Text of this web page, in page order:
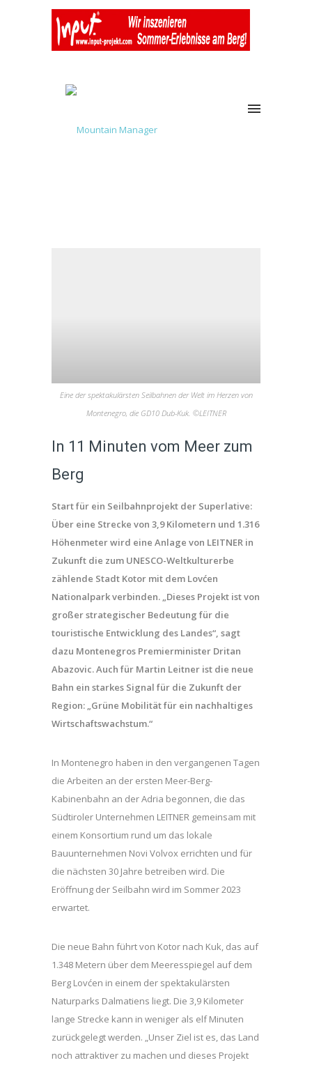
Eine der spektakulärsten Seilbahnen der Welt im Herzen von
Montenegro, die GD10 Dub-Kuk. ©LEITNER
In 11 Minuten vom Meer zum
Berg
Start für ein Seilbahnprojekt der Superlative:
Über eine Strecke von 3,9 Kilometern und 1.316
Höhenmeter wird eine Anlage von LEITNER in
Zukunft die zum UNESCO-Weltkulturerbe
zählende Stadt Kotor mit dem Lovćen
Nationalpark verbinden. „Dieses Projekt ist von
großer strategischer Bedeutung für die
touristische Entwicklung des Landes“, sagt
dazu Montenegros Premierminister Dritan
Abazovic. Auch für Martin Leitner ist die neue
Bahn ein starkes Signal für die Zukunft der
Region: „Grüne Mobilität für ein nachhaltiges
Wirtschaftswachstum.“
In Montenegro haben in den vergangenen Tagen
die Arbeiten an der ersten Meer-Berg-
Kabinenbahn an der Adria begonnen, die das
Südtiroler Unternehmen LEITNER gemeinsam mit
einem Konsortium rund um das lokale
Bauunternehmen Novi Volvox errichten und für
die nächsten 30 Jahre betreiben wird. Die
Eröffnung der Seilbahn wird im Sommer 2023
erwartet.
Die neue Bahn führt von Kotor nach Kuk, das auf
1.348 Metern über dem Meeresspiegel auf dem
Berg Lovćen in einem der spektakulärsten
Naturparks Dalmatiens liegt. Die 3,9 Kilometer
lange Strecke kann in weniger als elf Minuten
zurückgelegt werden. „Unser Ziel ist es, das Land
noch attraktiver zu machen und dieses Projekt